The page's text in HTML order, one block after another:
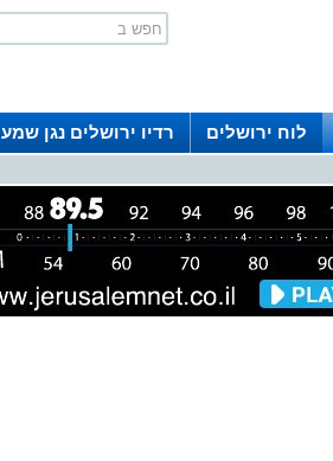
לוח ירושלים
רדיו ירושלים נגן שמע